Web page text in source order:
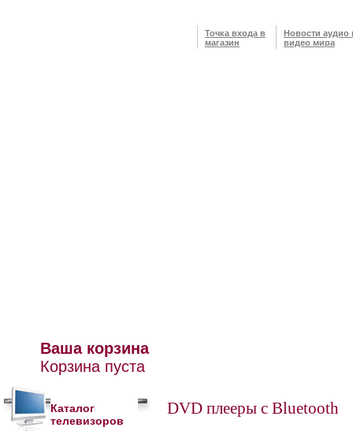
Точка входа в
магазин
Новости аудио
видео мира
Ваша корзина
Корзина пуста
Каталог
телевизоров
DVD плееры с Bluetooth